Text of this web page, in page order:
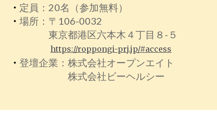
・ 定員：20名（参加無料）
・ 場所：〒106-0032
東京都港区六本木４丁目８-５
https://roppongi-prj.jp/#access
・ 登壇企業：株式会社オープンエイト
株式会社ビーヘルシー